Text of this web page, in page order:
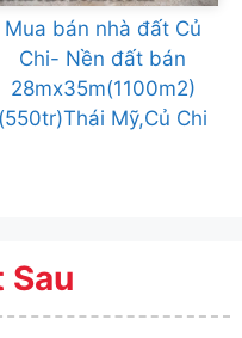
Mua bán nhà đất Củ
Chi- Nền đất bán
28mx35m(1100m2)
(550tr)Thái Mỹ,Củ Chi
Sau